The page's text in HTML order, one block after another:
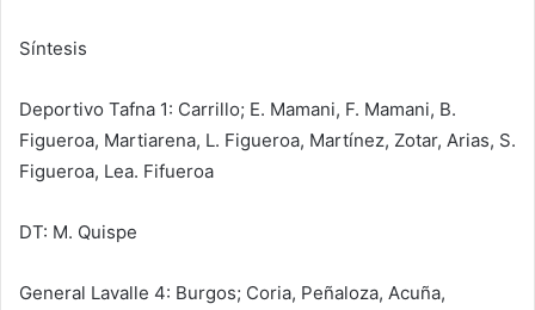
Síntesis
Deportivo Tafna 1: Carrillo; E. Mamani, F. Mamani, B.
Figueroa, Martiarena, L. Figueroa, Martínez, Zotar, Arias, S.
Figueroa, Lea. Fifueroa
DT: M. Quispe
General Lavalle 4: Burgos; Coria, Peñaloza, Acuña,